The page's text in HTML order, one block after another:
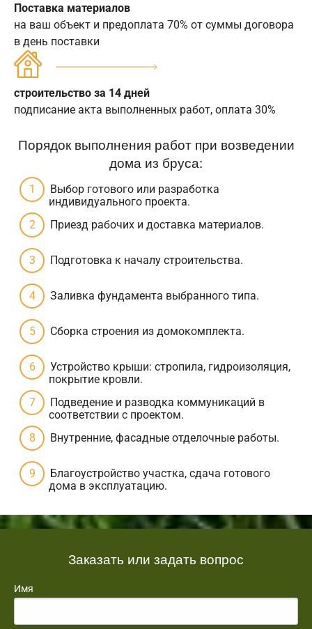
Поставка материалов
на ваш объект и предоплата 70% от суммы договора
в день поставки
строительство за 14 дней
подписание акта выполненных работ, оплата 30%
Порядок выполнения работ при возведении
дома из бруса:
Выбор готового или разработка
индивидуального проекта.
Приезд рабочих и доставка материалов.
Подготовка к началу строительства.
Заливка фундамента выбранного типа.
Сборка строения из домокомплекта.
Устройство крыши: стропила, гидроизоляция,
покрытие кровли.
Подведение и разводка коммуникаций в
соответствии с проектом.
Внутренние, фасадные отделочные работы.
Благоустройство участка, сдача готового
дома в эксплуатацию.
Заказать или задать вопрос
Имя